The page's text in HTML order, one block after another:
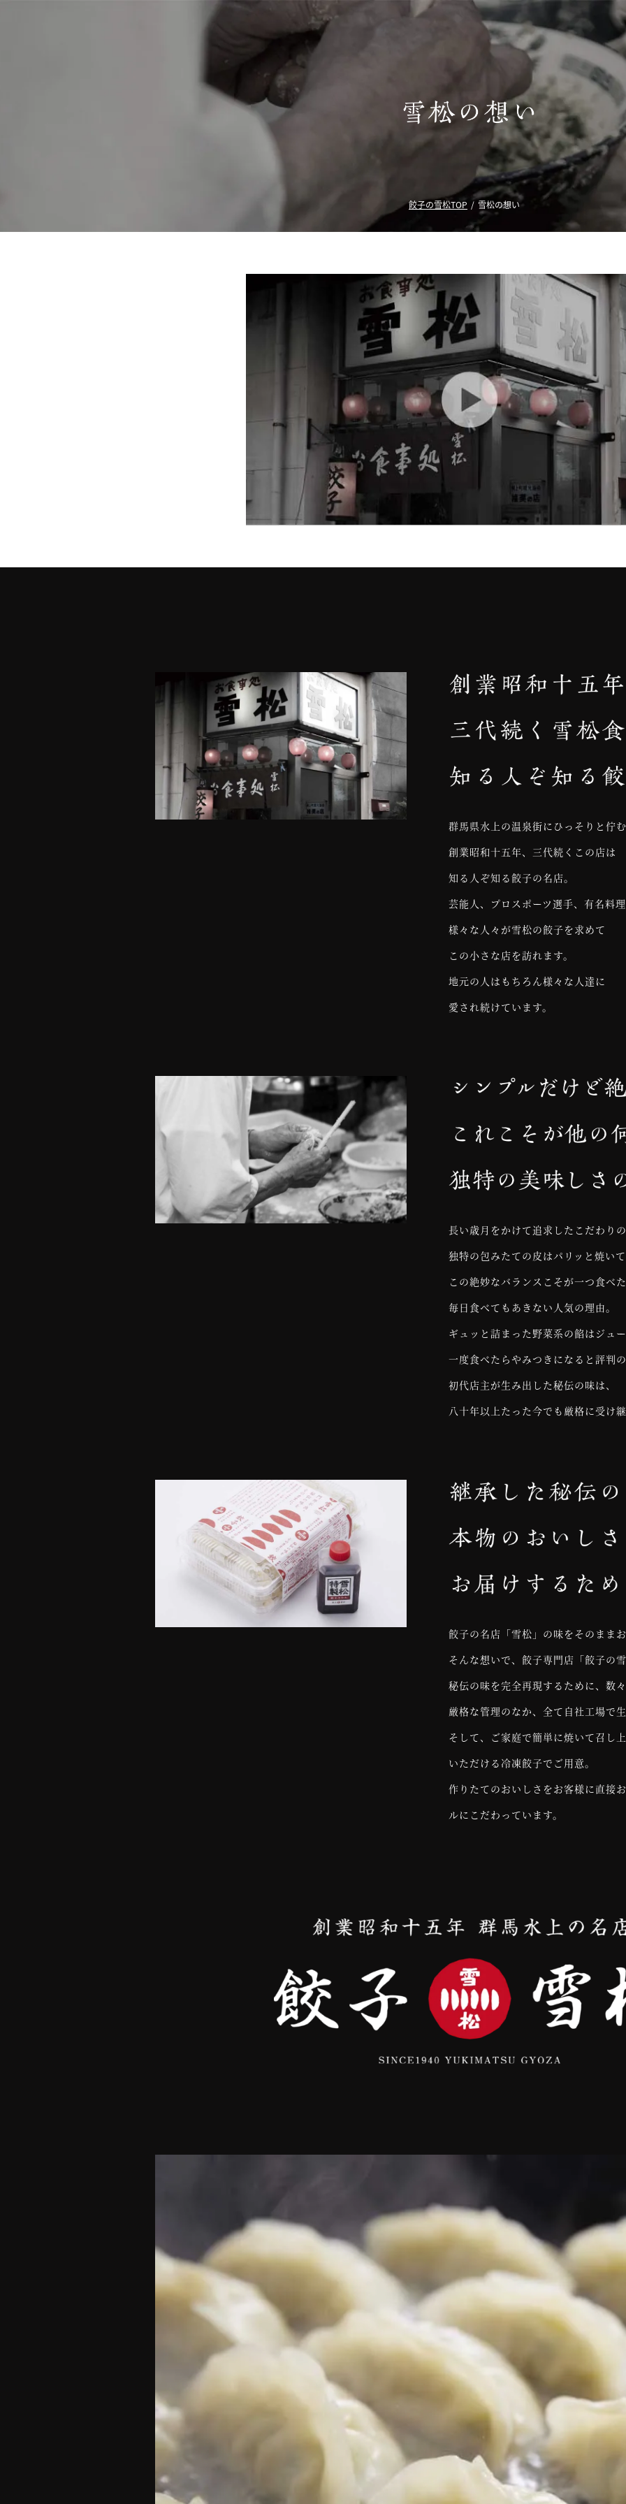
餃子の雪松TOP 雪松の想い
群馬県水上の温泉街にひっそりと佇
創業昭和十五年、三代続くこの店は
知る人ぞ知る餃子の名店。
芸能人、プロスポーツ選手、有名料
様々な人々が雪松の餃子を求めて
この小さな店を訪れます。
地元の人はもちろん様々な人達に
愛され続けています。
長い歳月をかけて追求したこだわり
独特の包みたての皮はパリッと焼い
この絶妙なバランスこそが一つ食べ
毎日食べてもあきない人気の理由。
ギュッと詰まった野菜系の餡はジュ
一度食べたらやみつきになると評判
初代店主が生み出した秘伝の味は、
八十年以上たった今でも厳格に受け
餃子の名店「雪松」の味をそのまま
そんな想いで、餃子専門店「餃子の
秘伝の味を完全再現するために、数
厳格な管理のなか、全て自社工場で
そして、ご家庭で簡単に焼いて召し
いただける冷凍餃子でご用意。
作りたてのおいしさをお客様に直接
ルにこだわっています。